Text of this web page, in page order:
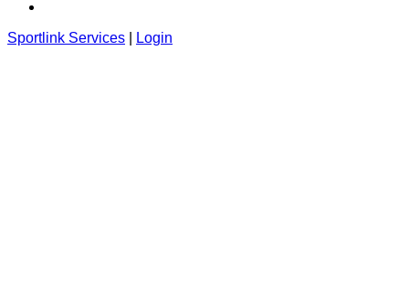
Sportlink Services Login